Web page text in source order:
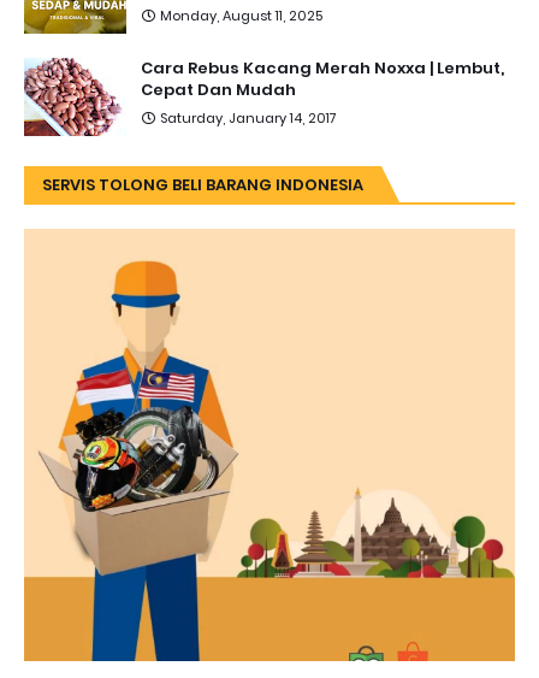
Monday, August 11, 2025
Cara Rebus Kacang Merah Noxxa | Lembut,
Cepat Dan Mudah
Saturday, January 14, 2017
SERVIS TOLONG BELI BARANG INDONESIA